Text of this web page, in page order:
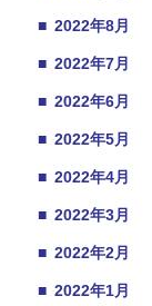
■ 2022年8月
■ 2022年7月
■ 2022年6月
■ 2022年5月
■ 2022年4月
■ 2022年3月
■ 2022年2月
■ 2022年1月